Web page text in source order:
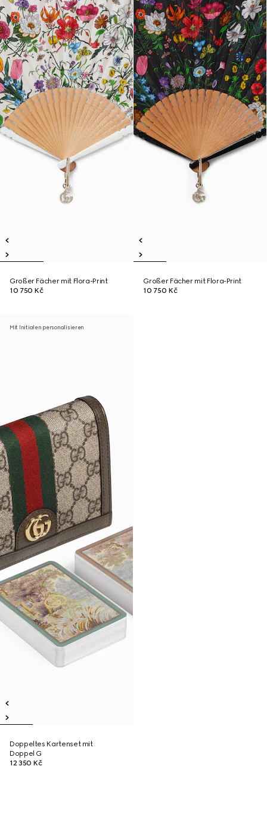
Großer Fächer mit Flora-Print
10 750 Kč
Großer Fächer mit Flora-Print
10 750 Kč
Mit Initialen personalisieren
Doppeltes Kartenset mit
Doppel G
12 350 Kč